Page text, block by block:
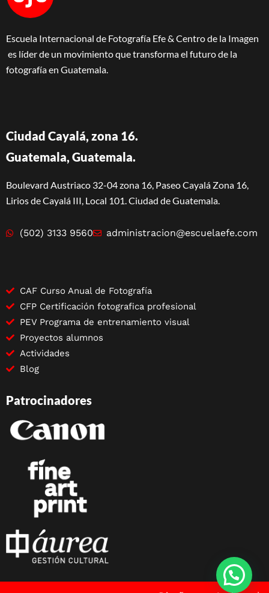
Escuela Internacional de Fotografía Efe & Centro de la Imagen
es líder de un movimiento que transforma el futuro de la
fotografía en Guatemala.
Ciudad Cayalá, zona 16.
Guatemala, Guatemala.
Boulevard Austriaco 32-04 zona 16, Paseo Cayalá Zona 16,
Lirios de Cayalá III, Local 101. Ciudad de Guatemala.
(502) 3133 9560 administracion@escuelaefe.com
CAF Curso Anual de Fotografía
CFP Certificación fotografica profesional
PEV Programa de entrenamiento visual
Proyectos alumnos
Actividades
Blog
Patrocinadores